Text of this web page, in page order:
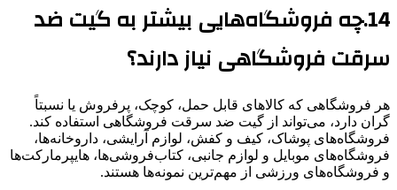
14.چه فروشگاه‌هایی بیشتر به گیت ضد
سرقت فروشگاهی نیاز دارند؟
هر فروشگاهی که کالاهای قابل حمل، کوچک، پرفروش یا نسبتاً
گران دارد، می‌تواند از گیت ضد سرقت فروشگاهی استفاده کند.
فروشگاه‌های پوشاک، کیف و کفش، لوازم آرایشی، داروخانه‌ها،
فروشگاه‌های موبایل و لوازم جانبی، کتاب‌فروشی‌ها، هایپرمارکت‌ها
و فروشگاه‌های ورزشی از مهم‌ترین نمونه‌ها هستند.